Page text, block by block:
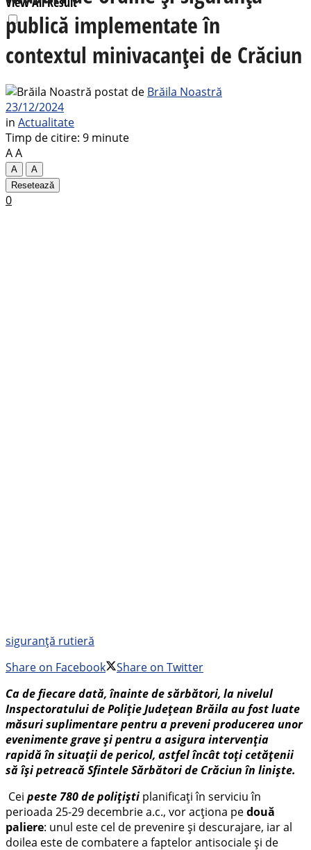
publică implementate în
contextul minivacanței de Crăciun
postat de Brăila Noastră
23/12/2024
in Actualitate
Timp de citire: 9 minute
AA
A
A
Resetează
0
siguranță rutieră
Share on Facebook
Share on Twitter
Ca de fiecare dată, înainte de sărbători, la nivelul
Inspectoratului de Poliție Județean Brăila au fost luate
măsuri suplimentare pentru a preveni producerea unor
evenimente grave și pentru a asigura intervenția
rapidă în situații de pericol, astfel încât toţi cetăţenii
să îşi petreacă Sfintele Sărbători de Crăciun în linişte.
Cei peste 780 de polițiști planificați în serviciu în
perioada 25-29 decembrie a.c., vor acționa pedouă
paliere: unul este cel de prevenire și descurajare, iar al
doilea este de combatere a faptelor antisociale și de